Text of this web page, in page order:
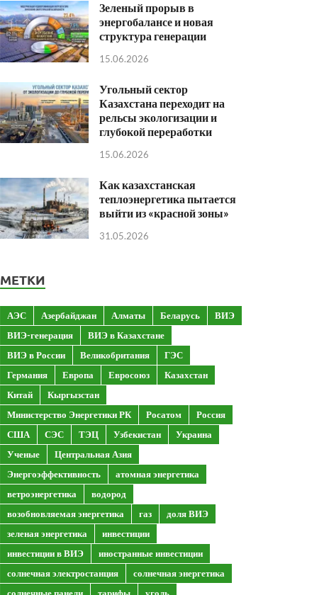
Зеленый прорыв в
энергобалансе и новая
структура генерации
15.06.2026
Угольный сектор
Казахстана переходит на
рельсы экологизации и
глубокой переработки
15.06.2026
Как казахстанская
теплоэнергетика пытается
выйти из «красной зоны»
31.05.2026
МЕТКИ
АЭС Азербайджан Алматы Беларусь
ВИЭ
ВИЭ-генерация
ВИЭ в Казахстане
ВИЭ в России
Великобритания
ГЭС
Германия
Европа Евросоюз
Казахстан
Китай
Кыргызстан
Министерство Энергетики РК
Росатом
Россия
США
СЭС ТЭЦ Узбекистан
Украина
Ученые
Центральная Азия
Энергоэффективность
атомная энергетика
ветроэнергетика
водород
возобновляемая энергетика
газ
доля ВИЭ
зеленая энергетика
инвестиции
инвестиции в ВИЭ
иностранные инвестиции
солнечная электростанция
солнечная энергетика
солнечные панели
тарифы уголь